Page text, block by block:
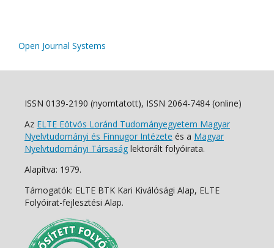
Open Journal Systems
ISSN 0139-2190 (nyomtatott), ISSN 2064-7484 (online)
Az ELTE Eötvös Loránd Tudományegyetem Magyar
Nyelvtudományi és Finnugor Intézete és a Magyar
Nyelvtudományi Társaság lektorált folyóirata.
Alapítva: 1979.
Támogatók: ELTE BTK Kari Kiválósági Alap, ELTE
Folyóirat-fejlesztési Alap.